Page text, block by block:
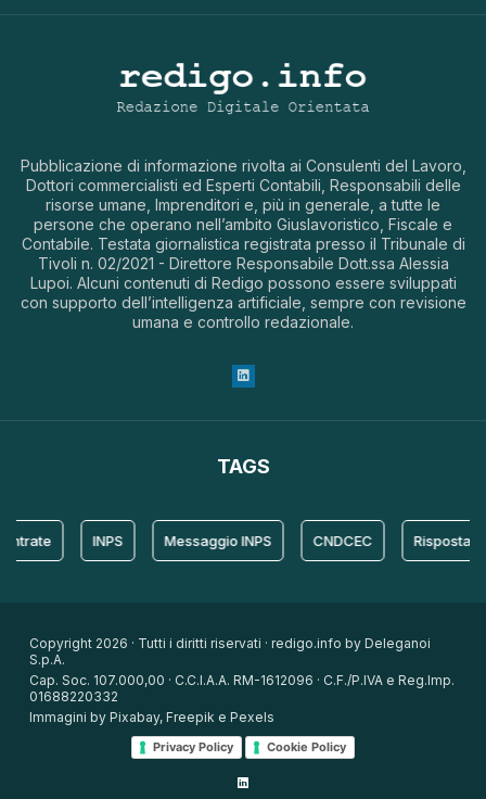
Pubblicazione di informazione rivolta ai Consulenti del Lavoro,
Dottori commercialisti ed Esperti Contabili, Responsabili delle
risorse umane, Imprenditori e, più in generale, a tutte le
persone che operano nell’ambito Giuslavoristico, Fiscale e
Contabile. Testata giornalistica registrata presso il Tribunale di
Tivoli n. 02/2021 - Direttore Responsabile Dott.ssa Alessia
Lupoi. Alcuni contenuti di Redigo possono essere sviluppati
con supporto dell’intelligenza artificiale, sempre con revisione
umana e controllo redazionale.
TAGS
Messaggio INPS CNDCEC Risposta
Copyright 2026 · Tutti i diritti riservati · redigo.info by Deleganoi
S.p.A.
Cap. Soc. 107.000,00 · C.C.I.A.A. RM-1612096 · C.F./P.IVA e Reg.Imp.
01688220332
Immagini by Pixabay, Freepik e Pexels
Privacy Policy Cookie Policy